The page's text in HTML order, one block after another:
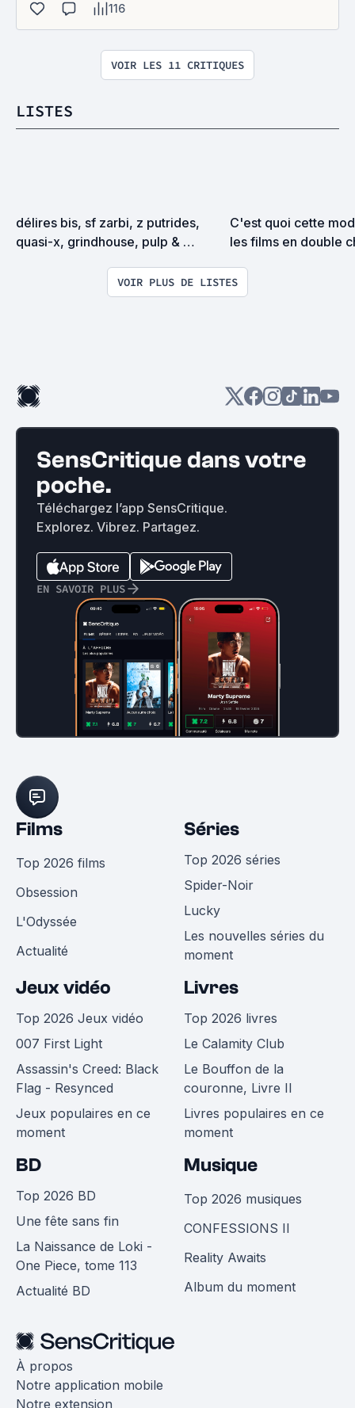
116
VOIR LES 11 CRITIQUES
LISTES
délires bis, sf zarbi, z putrides,
quasi-x, grindhouse, pulp &
C'est quoi cette
les films en double
VOIR PLUS DE LISTES
SensCritique dans votre
poche.
Téléchargez l’app SensCritique.
Explorez. Vibrez. Partagez.
EN SAVOIR PLUS
Films
Top 2026 films
Obsession
L'Odyssée
Actualité
Séries
Top 2026 séries
Spider-Noir
Lucky
Les nouvelles séries du
moment
Jeux vidéo
Top 2026 Jeux vidéo
007 First Light
Assassin's Creed: Black
Flag - Resynced
Jeux populaires en ce
moment
Livres
Top 2026 livres
Le Calamity Club
Le Bouffon de la
couronne, Livre II
Livres populaires en ce
moment
BD
Top 2026 BD
Une fête sans fin
La Naissance de Loki -
One Piece, tome 113
Actualité BD
Musique
Top 2026 musiques
CONFESSIONS II
Reality Awaits
Album du moment
À propos
Notre application mobile
Notre extension